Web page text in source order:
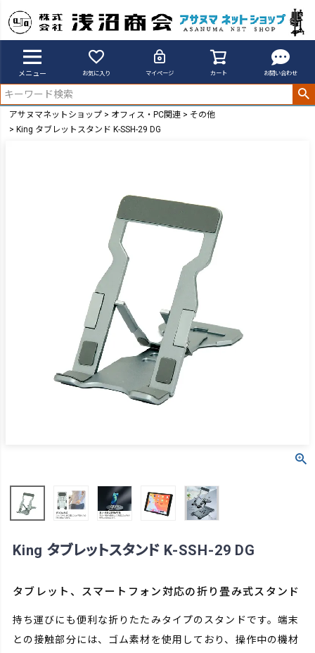
メニュー お気に入り マイページ カート お問い合わせ
アサヌマネットショップ オフィス・PC関連
その他
King タブレットスタンド K-SSH-29 DG
King タブレットスタンド K-SSH-29 DG
タブレット、スマートフォン対応の折り畳み式スタンド
持ち運びにも便利な折りたたみタイプのスタンドです。端末
との接触部分には、ゴム素材を使用しており、操作中の機材